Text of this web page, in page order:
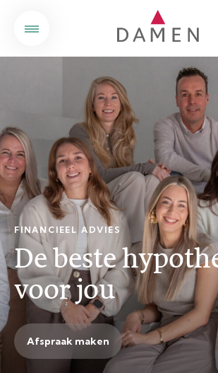
FINANCIEEL ADVIES
De beste
voor jou
Afspraak maken